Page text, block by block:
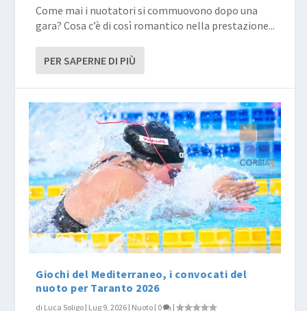
Come mai i nuotatori si commuovono dopo una
gara? Cosa c’è di così romantico nella prestazione...
PER SAPERNE DI PIÙ
Giochi del Mediterraneo, i convocati del
nuoto per Taranto 2026
di Luca Soligo | Lug 9, 2026 | Nuoto | 0 |